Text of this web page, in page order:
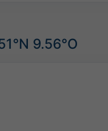
9.56°O